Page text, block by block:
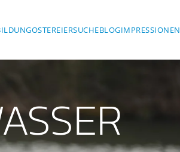
OSTEREIERSUCHEBLOGIMPRESSIONEN